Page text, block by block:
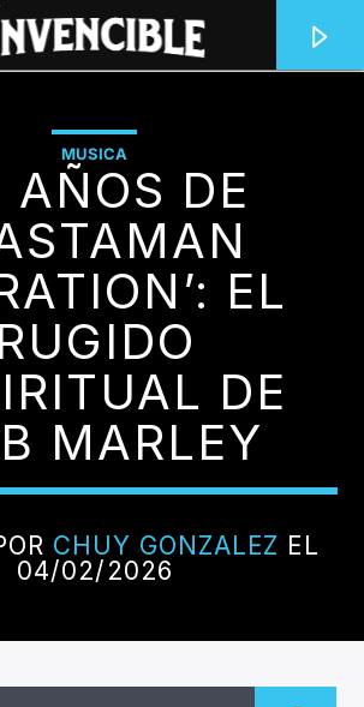
RADIO
SOMOS INVENCIBLES
MUSICA
AÑOS DE
EL
RUGIDO
DE
MARLEY
CHUY GONZALEZ EL
04/02/2026